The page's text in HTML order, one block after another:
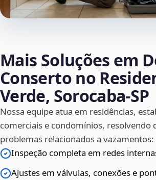
Mais Soluções em
Conserto no
Verde, Sorocaba‑SP
Nossa equipe atua em residências,
comerciais e condomínios, resolvendo
problemas relacionados a vazamentos:
Inspeção completa em redes
Ajustes em válvulas, conexões e